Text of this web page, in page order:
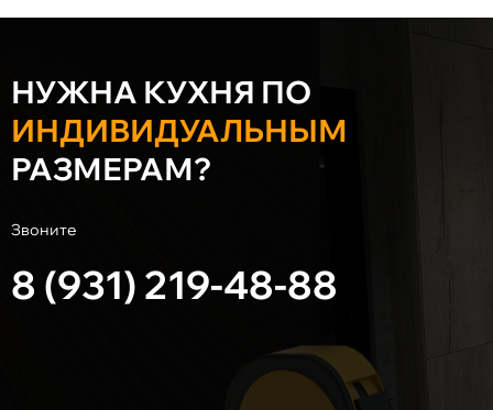
НУЖНА КУХНЯ ПО
ИНДИВИДУАЛЬНЫМ
РАЗМЕРАМ?
Звоните
8 (931) 219-48-88